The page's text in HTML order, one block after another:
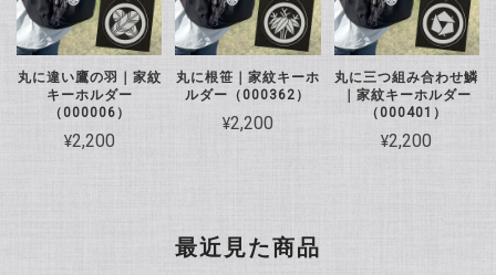
丸に違い鷹の羽｜家紋
キーホルダー
（000006）
¥2,200
丸に根笹｜家紋キーホ
ルダー（000362）
¥2,200
丸に三つ組み合わせ鱗
｜家紋キーホルダー
（000401）
¥2,200
最近見た商品